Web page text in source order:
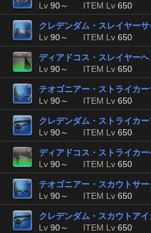
Lv 90～ ITEM Lv 650
クレデンダム・スレイヤーサ
Lv 90～ ITEM Lv 650
ディアドコス・スレイヤー
Lv 90～ ITEM Lv 650
テオゴニアー・ストライカ
Lv 90～ ITEM Lv 650
クレデンダム・ストライカ
Lv 90～ ITEM Lv 650
ディアドコス・ストライカ
Lv 90～ ITEM Lv 650
テオゴニアー・スカウトサー
Lv 90～ ITEM Lv 650
クレデンダム・スカウトアイ
Lv 90～ ITEM Lv 650